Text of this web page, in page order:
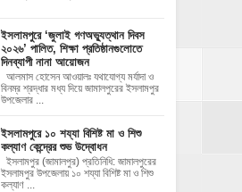
‎ইসলামপুরে ‘জুলাই গণঅভ্যুত্থান দিবস
২০২৬’ পালিত, শিক্ষা প্রতিষ্ঠানগুলোতে
দিনব্যাপী নানা আয়োজন
‎​আলমাস হোসেন আওয়ালঃ‎ ‎​যথাযোগ্য মর্যাদা ও
বিনম্র শ্রদ্ধার মধ্য দিয়ে জামালপুরের ইসলামপুর
উপজেলার ...
ইসলামপুরে ১০ শয্যা বিশিষ্ট মা ও শিশু
কল্যাণ কেন্দ্রের শুভ উদ্বোধন
ইসলামপুর (জামালপুর) প্রতিনিধি: জামালপুরের
ইসলামপুর উপজেলায় ১০ শয্যা বিশিষ্ট মা ও শিশু
কল্যাণ ...